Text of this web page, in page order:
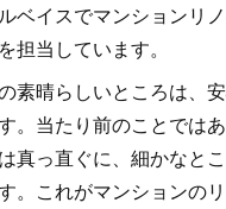
ベイスでマンションリ
担当しています。
素晴らしいところは、
。当たり前のことでは
真っ直ぐに、細かなと
。これがマンションの